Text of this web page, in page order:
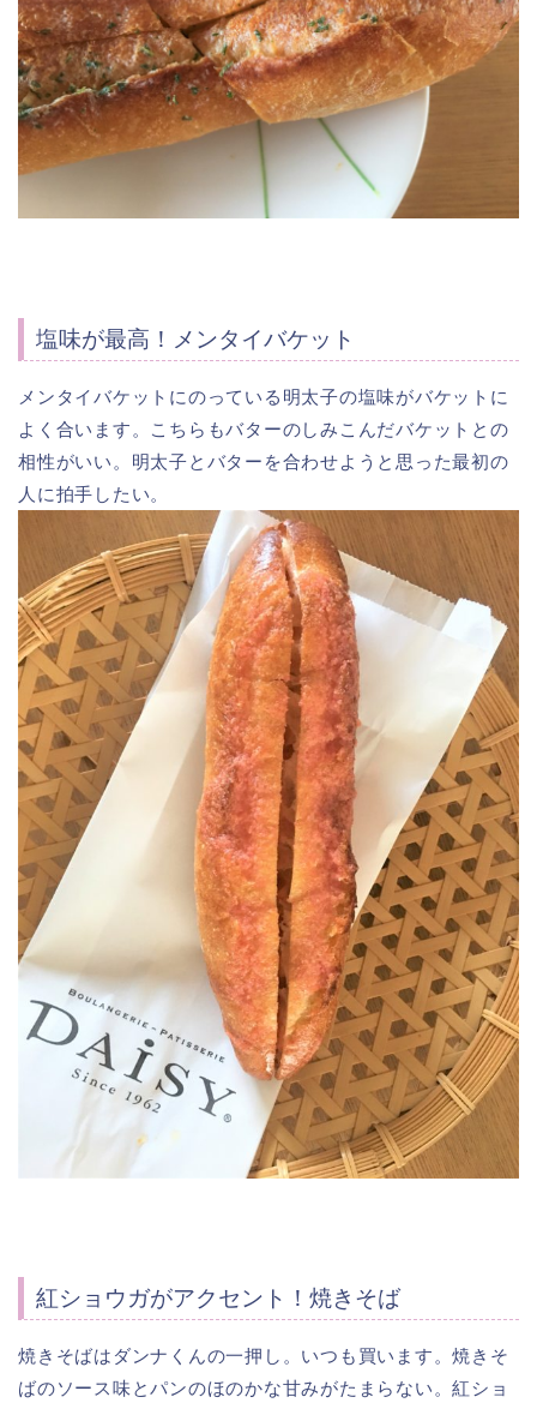
塩味が最高！メンタイバケット
メンタイバケットにのっている明太子の塩味がバケットに
よく合います。こちらもバターのしみこんだバケットとの
相性がいい。明太子とバターを合わせようと思った最初の
人に拍手したい。
紅ショウガがアクセント！焼きそば
焼きそばはダンナくんの一押し。いつも買います。焼きそ
ばのソース味とパンのほのかな甘みがたまらない。紅ショ